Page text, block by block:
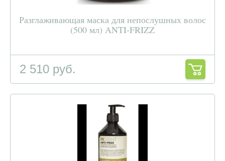
Разглаживающая маска для непослушных волос
(500 мл) ANTI-FRIZZ
2 510 руб.